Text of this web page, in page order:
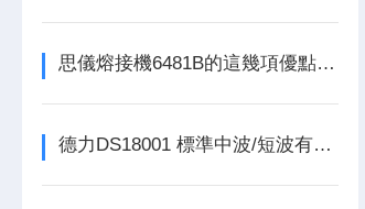
思儀熔接機6481B的這幾項優點使其被廣泛應用
德力DS18001 標準中波/短波有源環形天線